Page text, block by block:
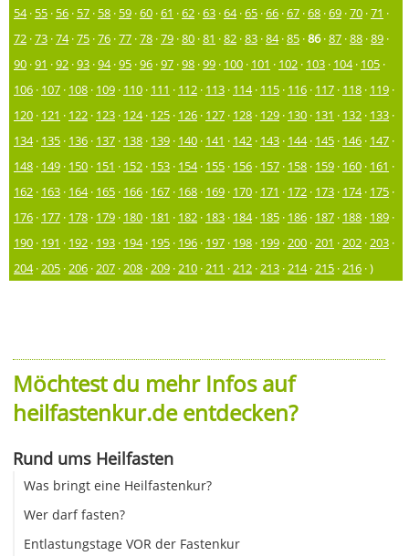
54· 55 · 56 · 57 · 58 · 59 ·60 ·61 ·62 ·63 ·64·65 ·66 ·67 ·68 ·69 ·70 ·71 ·
72 ·73 ·74·75 ·76 ·77 ·78 ·79 ·80 ·81 ·82 ·83 ·84·85 ·86·87 ·88 ·89 ·
90 ·91 ·92 ·93 ·94·95 ·96 ·97 ·98 ·99 · 100 · 101 · 102 · 103 · 104· 105 ·
106 · 107 · 108 · 109 · 110 · 111 · 112 · 113 · 114· 115 · 116 · 117 · 118 · 119 ·
120 · 121 · 122 · 123 · 124· 125 · 126 · 127 · 128 · 129 · 130 · 131 · 132 · 133 ·
134· 135 · 136 · 137 · 138 · 139 · 140 · 141 · 142 · 143 · 144· 145 · 146 · 147 ·
148 · 149 · 150 · 151 · 152 · 153 · 154· 155 · 156 · 157 · 158 · 159 · 160 · 161 ·
162 · 163 · 164· 165 · 166 · 167 · 168 · 169 · 170 · 171 · 172 · 173 · 174· 175 ·
176 · 177 · 178 · 179 · 180 · 181 · 182 · 183 · 184· 185 · 186 · 187 · 188 · 189 ·
190 · 191 · 192 · 193 · 194· 195 · 196 · 197 · 198 · 199 ·200 ·201 ·202 ·203 ·
204·205 ·206 ·207 ·208 ·209 ·210 ·211 ·212 ·213 ·214·215 ·216 · )
Möchtest du mehr Infos auf
heilfastenkur.de entdecken?
Rund ums Heilfasten
Was bringt eine Heilfastenkur?
Wer darf fasten?
Entlastungstage VOR der Fastenkur